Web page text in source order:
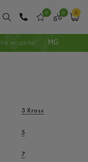
0 0 0
модели MG
3 Xross
5
7